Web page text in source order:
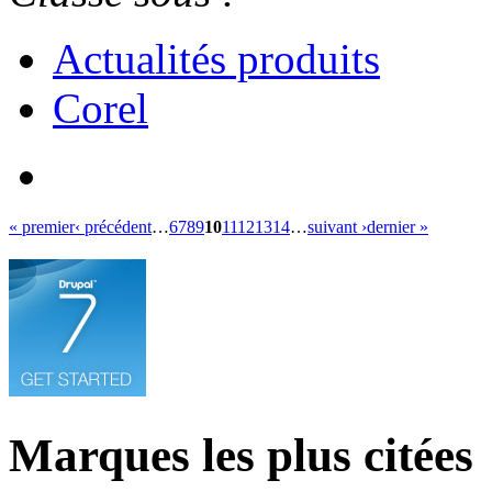
Actualités produits
Corel
« premier‹ précédent…67891011121314…suivant ›dernier »
Marques les plus citées